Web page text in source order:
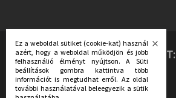
KÖVESS MINKET:
Ez a weboldal sütiket (cookie-kat) használ
azért, hogy a weboldal működjön és jobb
felhasználió élményt nyújtson. A Süti
beállítások gombra kattintva több
információt is megtudhat erről. Az oldal
további használatával beleegyezik a sütik